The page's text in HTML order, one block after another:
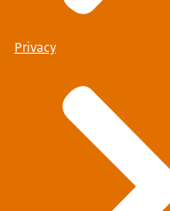
Privacy